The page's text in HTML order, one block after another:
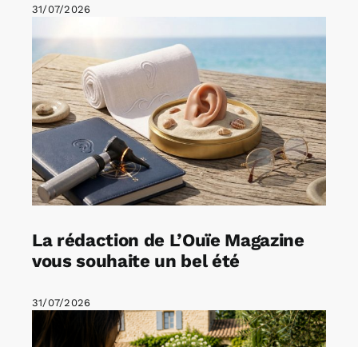
31/07/2026
La rédaction de L’Ouïe Magazine
vous souhaite un bel été
31/07/2026